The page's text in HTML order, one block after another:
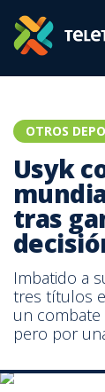
OTROS
Usyk
tras
Imbatido a
tres títulos
un
pero por